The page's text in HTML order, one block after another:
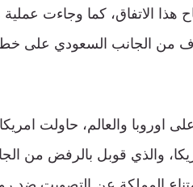
الاتفاق، كما وجاءت عملية
من الجانب السعودي على
على اوروبا والعالم، حاولت
والذي قوبل بالرفض من